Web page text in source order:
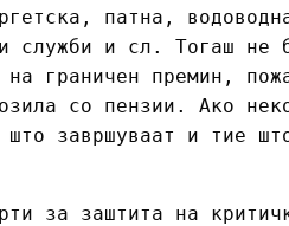
патна,
служби и сл. Тогаш не
граничен премин,
со пензии. Ако
завршуваат и тие
за заштита на